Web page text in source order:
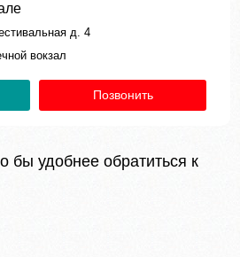
д. 4
вокзал
Позвонить
удобнее обратиться к